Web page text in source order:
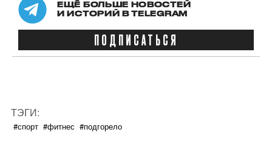
ЕЩЁ БОЛЬШЕ НОВОСТЕЙ
И ИСТОРИЙ В TELEGRAM
ПОДПИСАТЬСЯ
ТЭГИ:
#спорт #фитнес #подгорело